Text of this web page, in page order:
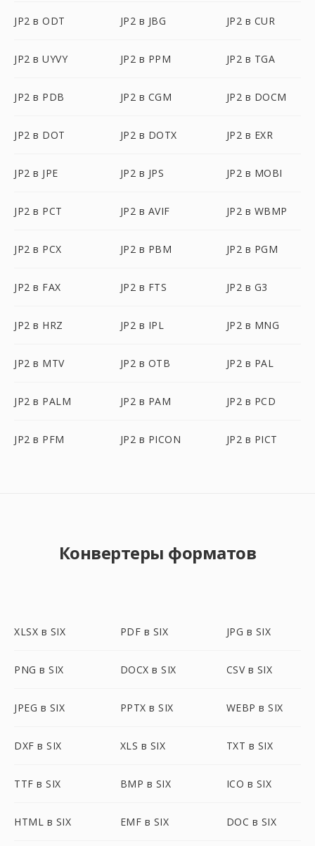
JP2 в ODT JP2 в JBG JP2 в CUR
JP2 в UYVY JP2 в PPM JP2 в TGA
JP2 в PDB JP2 в CGM JP2 в DOCM
JP2 в DOT JP2 в DOTX JP2 в EXR
JP2 в JPE JP2 в JPS JP2 в MOBI
JP2 в PCT JP2 в AVIF JP2 в WBMP
JP2 в PCX JP2 в PBM JP2 в PGM
JP2 в FAX JP2 в FTS JP2 в G3
JP2 в HRZ JP2 в IPL JP2 в MNG
JP2 в MTV JP2 в OTB JP2 в PAL
JP2 в PALM JP2 в PAM JP2 в PCD
JP2 в PFM JP2 в PICON JP2 в PICT
Конвертеры форматов
XLSX в SIX PDF в SIX JPG в SIX
PNG в SIX DOCX в SIX CSV в SIX
JPEG в SIX PPTX в SIX WEBP в SIX
DXF в SIX XLS в SIX TXT в SIX
TTF в SIX BMP в SIX ICO в SIX
HTML в SIX EMF в SIX DOC в SIX